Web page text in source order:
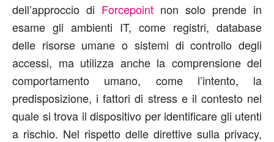
dell’approccio di Forcepoint non solo prende in
esame gli ambienti IT, come registri, database
delle risorse umane o sistemi di controllo degli
accessi, ma utilizza anche la comprensione del
comportamento umano, come l’intento, la
predisposizione, i fattori di stress e il contesto nel
quale si trova il dispositivo per identificare gli utenti
a rischio. Nel rispetto delle direttive sulla privacy,